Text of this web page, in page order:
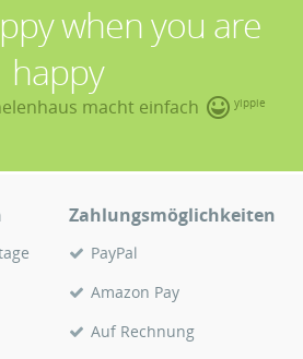
when you are
happy
macht einfach yippie
Zahlungsmöglichkeiten
PayPal
Amazon Pay
Auf Rechnung